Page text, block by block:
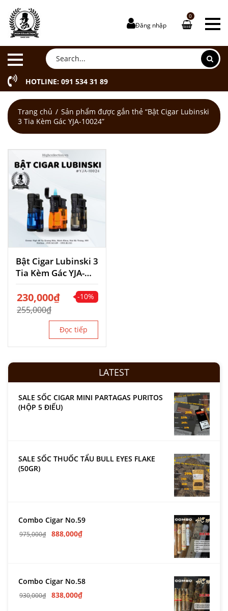
Đăng nhập
0
HOTLINE: 091 534 31 89
Trang chủ
Sản phẩm được gắn thẻ “Bật Cigar Lubinski
3 Tia Kèm Gác YJA-10024”
Bật Cigar Lubinski 3
Tia Kèm Gác YJA-
10024
255,000₫
Giá
gốc
là:
255,000₫.
230,000₫
Giá
hiện
tại
-10%
Đọc tiếp
LATEST
SALE SỐC CIGAR MINI PARTAGAS PURITOS
(HỘP 5 ĐIẾU)
SALE SỐC THUỐC TẨU BULL EYES FLAKE
(50GR)
Combo Cigar No.59
975,000₫ 888,000₫
Combo Cigar No.58
930,000₫ 838,000₫